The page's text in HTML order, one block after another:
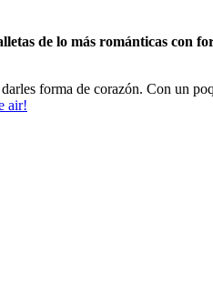
de lo más románticas con
forma de corazón. Con un
air!